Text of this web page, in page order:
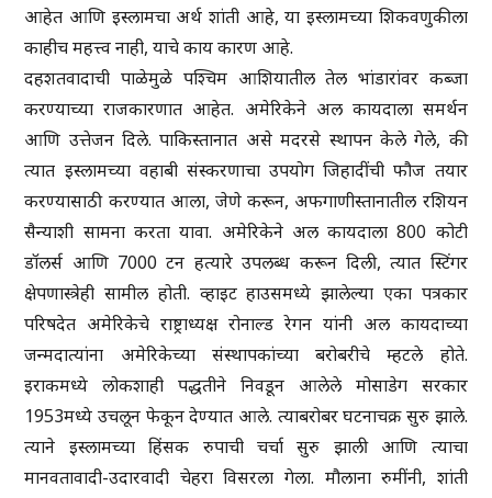
आहेत आणि इस्लामचा अर्थ शांती आहे, या इस्लामच्या शिकवणुकीला
काहीच महत्त्व नाही, याचे काय कारण आहे.
दहशतवादाची पाळेमुळे पश्चिम आशियातील तेल भांडारांवर कब्जा
करण्याच्या राजकारणात आहेत. अमेरिकेने अल कायदाला समर्थन
आणि उत्तेजन दिले. पाकिस्तानात असे मदरसे स्थापन केले गेले, की
त्यात इस्लामच्या वहाबी संस्करणाचा उपयोग जिहादींची फौज तयार
करण्यासाठी करण्यात आला, जेणे करून, अफगाणीस्तानातील रशियन
सैन्याशी सामना करता यावा. अमेरिकेने अल कायदाला 800 कोटी
डॉलर्स आणि 7000 टन हत्यारे उपलब्ध करून दिली, त्यात स्टिंगर
क्षेपणास्त्रेही सामील होती. व्हाइट हाउसमध्ये झालेल्या एका पत्रकार
परिषदेत अमेरिकेचे राष्ट्राध्यक्ष रोनाल्ड रेगन यांनी अल कायदाच्या
जन्मदात्यांना अमेरिकेच्या संस्थापकांच्या बरोबरीचे म्हटले होते.
इराकमध्ये लोकशाही पद्धतीने निवडून आलेले मोसाडेग सरकार
1953मध्ये उचलून फेकून देण्यात आले. त्याबरोबर घटनाचक्र सुरु झाले.
त्याने इस्लामच्या हिंसक रुपाची चर्चा सुरु झाली आणि त्याचा
मानवतावादी-उदारवादी चेहरा विसरला गेला. मौलाना रुमींनी, शांती